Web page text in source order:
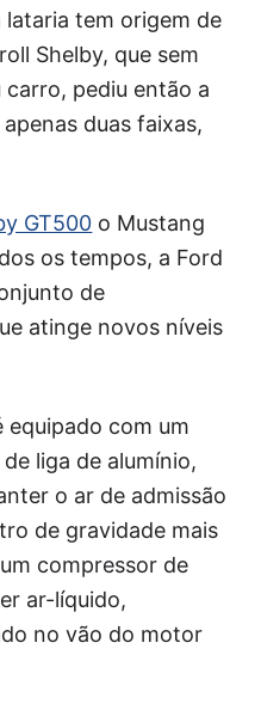
tem origem de
Shelby, que sem
pediu então a
duas faixas,
GT500 o Mustang
os tempos, a Ford
de
atinge novos níveis
equipado com um
liga de alumínio,
o ar de admissão
de gravidade mais
compressor de
ar-líquido,
no vão do motor